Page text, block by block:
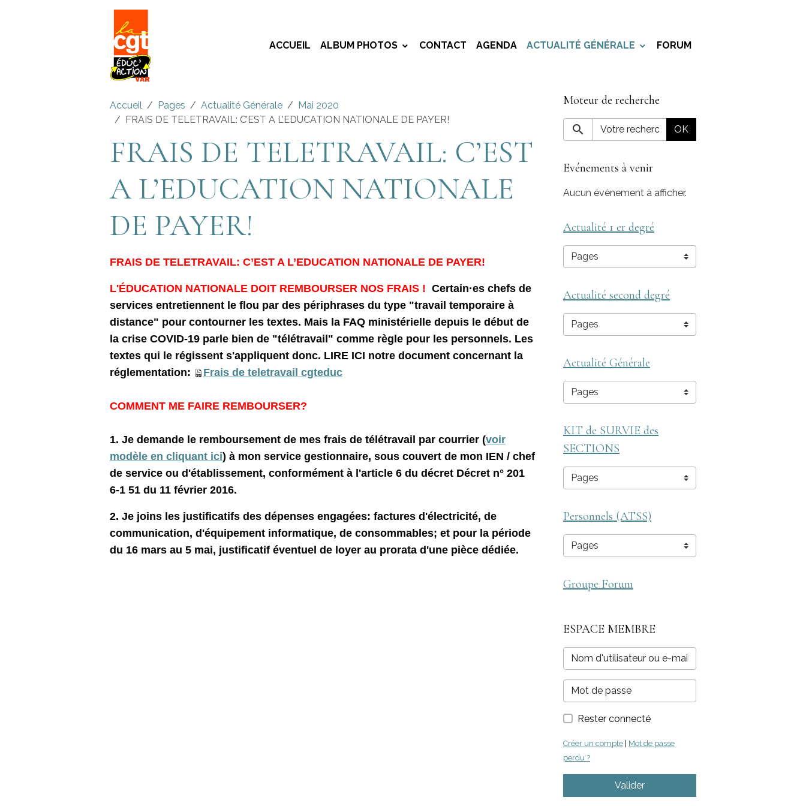
ACCUEIL ALBUM PHOTOS CONTACT AGENDA ACTUALITÉ GÉNÉRALE FORUM
Accueil Pages Actualité Générale
Mai 2020
FRAIS DE TELETRAVAIL: C’EST A L’EDUCATION NATIONALE DE PAYER!
FRAIS DE TELETRAVAIL: C’EST
A L’EDUCATION NATIONALE
DE PAYER!
FRAIS DE TELETRAVAIL: C’EST A L’EDUCATION NATIONALE DE PAYER!
L'ÉDUCATION NATIONALE DOIT REMBOURSER NOS FRAIS ! Certain·es chefs de
services entretiennent le flou par des périphrases du type "travail temporaire à
distance" pour contourner les textes. Mais la FAQ ministérielle depuis le début de
la crise COVID-19 parle bien de "télétravail" comme règle pour les personnels. Les
textes qui le régissent s'appliquent donc. LIRE ICI notre document concernant la
réglementation:
Frais de teletravail cgteduc
COMMENT ME FAIRE REMBOURSER?
1. Je demande le remboursement de mes frais de télétravail par courrier (voir
modèle en cliquant ici) à mon service gestionnaire, sous couvert de mon IEN / chef
de service ou d'établissement, conformément à l'article 6 du décret Décret n° 201
6-1 51 du 11 février 2016.
2. Je joins les justificatifs des dépenses engagées: factures d'électricité, de
communication, d'équipement informatique, de consommables; et pour la période
du 16 mars au 5 mai, justificatif éventuel de loyer au prorata d'une pièce dédiée.
Moteur de recherche
OK
Evénements à venir
Aucun évènement à afficher.
Actualité 1 er degré
Actualité second degré
Actualité Générale
KIT de SURVIE des
SECTIONS
Personnels (ATSS)
Groupe Forum
ESPACE MEMBRE
Rester connecté
Créer un compte
Mot de passe
perdu ?
Valider